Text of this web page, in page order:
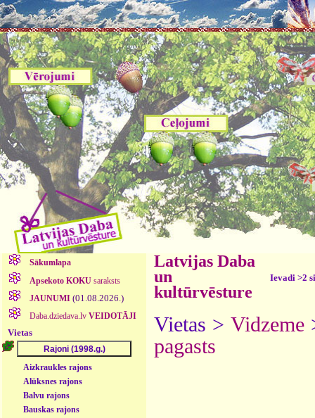
Sākumlapa
Apsekoto KOKUsaraksts
JAUNUMI (01.08.2026.)
Daba.dziedava.lv VEIDOTĀJI
Vietas
Aizkraukles rajons
Alūksnes rajons
Balvu rajons
Bauskas rajons
Latvijas Daba
un
kultūrvēsture
Ievadi >2
Vietas > Vidzeme
pagasts